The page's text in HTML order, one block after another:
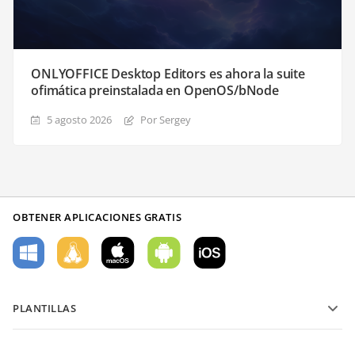
ONLYOFFICE Desktop Editors es ahora la suite
ofimática preinstalada en OpenOS/bNode
5 agosto 2026 Por Sergey
OBTENER APLICACIONES GRATIS
PLANTILLAS